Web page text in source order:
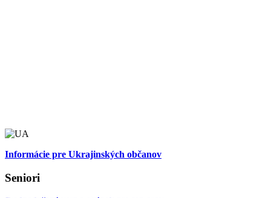
Informácie pre Ukrajinských občanov
Seniori